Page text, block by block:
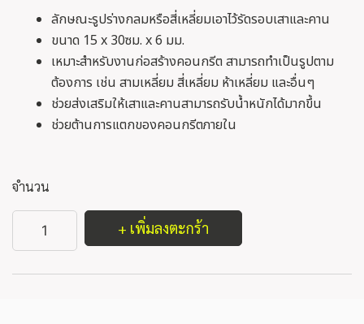
ลักษณะรูปร่างกลมหรือสี่เหลี่ยมเอาไว้รัดรอบเสาและคาน
ขนาด 15 x 30ซม. x 6 มม.
เหมาะสำหรับงานก่อสร้างคอนกรีต สามารถทำเป็นรูปตาม
ต้องการ เช่น สามเหลี่ยม สี่เหลี่ยม ห้าเหลี่ยม และอื่นๆ
ช่วยส่งเสริมให้เสาและคานสามารถรับน้ำหนักได้มากขึ้น
ช่วยต้านการแตกของคอนกรีตภายใน
จำนวน
+ เพิ่มลงตะกร้า